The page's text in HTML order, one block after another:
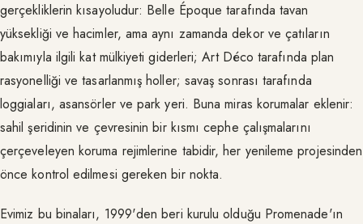
gerçekliklerin kısayoludur: Belle Époque tarafında tavan
yüksekliği ve hacimler, ama aynı zamanda dekor ve çatıların
bakımıyla ilgili kat mülkiyeti giderleri; Art Déco tarafında plan
rasyonelliği ve tasarlanmış holler; savaş sonrası tarafında
loggiaları, asansörler ve park yeri. Buna miras korumalar eklenir:
sahil şeridinin ve çevresinin bir kısmı cephe çalışmalarını
çerçeveleyen koruma rejimlerine tabidir, her yenileme projesinden
önce kontrol edilmesi gereken bir nokta.
Evimiz bu binaları, 1999'den beri kurulu olduğu Promenade'ın